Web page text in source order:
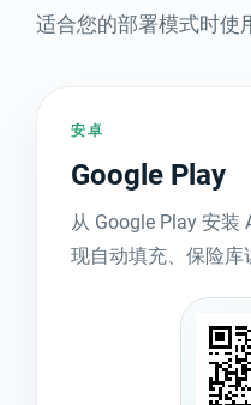
适合您的部署模式时使
安卓
Google Play
从 Google Play 安装
现自动填充、保险库